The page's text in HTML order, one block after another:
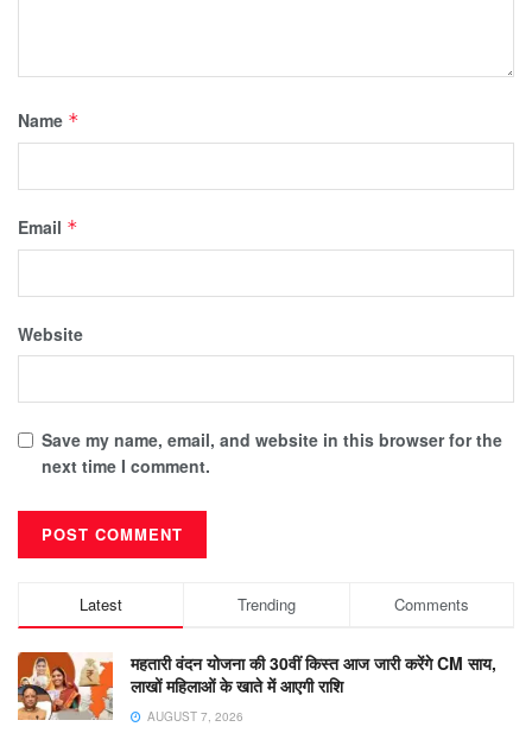
Name *
Email *
Website
Save my name, email, and website in this browser for the
next time I comment.
Latest Trending Comments
महतारी वंदन योजना की 30वीं किस्त आज जारी करेंगे CM साय,
लाखों महिलाओं के खाते में आएगी राशि
AUGUST 7, 2026